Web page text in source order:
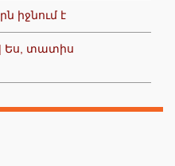
իջնում է
| Ես, տատիս